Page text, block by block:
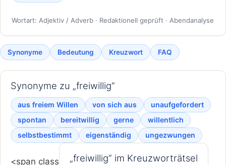
Wortart: Adjektiv / Adverb · Redaktionell geprüft · Abendanalyse
Synonyme Bedeutung Kreuzwort FAQ
Synonyme zu „freiwillig“
aus freiem Willen von sich aus
unaufgefordert
spontan
bereitwillig gerne
willentlich
selbstbestimmt
eigenständig ungezwungen
<span class „freiwillig“ im Kreuzworträtsel